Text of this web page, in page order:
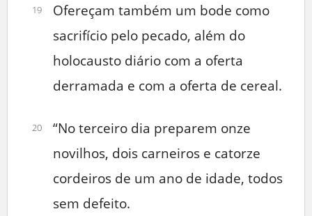
19
Ofereçam também um bode como
sacrifício pelo pecado, além do
holocausto diário com a oferta
derramada e com a oferta de cereal.
20
“No terceiro dia preparem onze
novilhos, dois carneiros e catorze
cordeiros de um ano de idade, todos
sem defeito.